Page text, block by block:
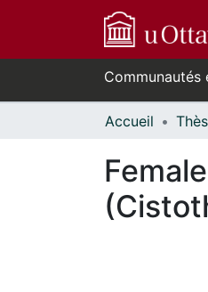
Accueil